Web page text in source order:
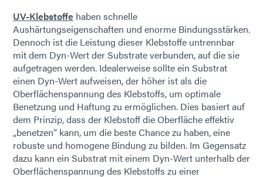
UV-Klebstoffe haben schnelle
Aushärtungseigenschaften und enorme Bindungsstärken.
Dennoch ist die Leistung dieser Klebstoffe untrennbar
mit dem Dyn-Wert der Substrate verbunden, auf die sie
aufgetragen werden. Idealerweise sollte ein Substrat
einen Dyn-Wert aufweisen, der höher ist als die
Oberflächenspannung des Klebstoffs, um optimale
Benetzung und Haftung zu ermöglichen. Dies basiert auf
dem Prinzip, dass der Klebstoff die Oberfläche effektiv
„benetzen“ kann, um die beste Chance zu haben, eine
robuste und homogene Bindung zu bilden. Im Gegensatz
dazu kann ein Substrat mit einem Dyn-Wert unterhalb der
Oberflächenspannung des Klebstoffs zu einer